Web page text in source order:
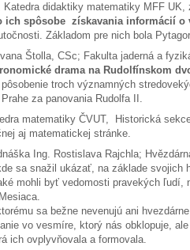
didaktiky matematiky MFF
ich spôsobe získavania informácií o
Základom pre nich bola
Štolla, CSc; Fakulta jaderná a
drama na Rudolfínskom
troch významných
za panovania Rudolfa II.
matematiky ČVUT, Historická
aj matematickej stránke.
Ing. Rostislava Rajchla;
sa snažil ukázať, na základe svojich
mohli byť vedomosti pravekých ľudí,
sa bežne nevenujú ani
vo vesmíre, ktorý nás obklopuje,
ich ovplyvňovala a formovala.